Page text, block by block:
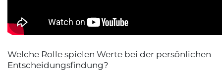
Welche Rolle spielen Werte bei der persönlichen
Entscheidungsfindung?